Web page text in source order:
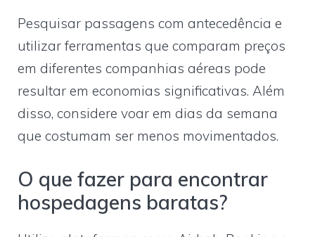
Pesquisar passagens com antecedência e
utilizar ferramentas que comparam preços
em diferentes companhias aéreas pode
resultar em economias significativas. Além
disso, considere voar em dias da semana
que costumam ser menos movimentados.
O que fazer para encontrar
hospedagens baratas?